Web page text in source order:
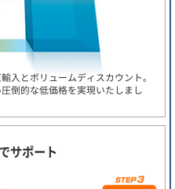
入とボリュームディスカウント。
倒的な低価格を実現いたしまし
サポート